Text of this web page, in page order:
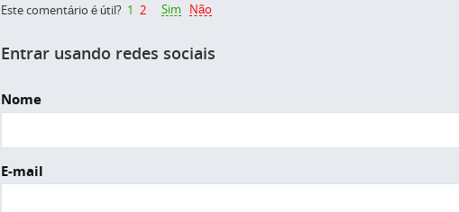
Este comentário é útil? 1 2 Sim
Não
Entrar usando redes sociais
Nome
E-mail